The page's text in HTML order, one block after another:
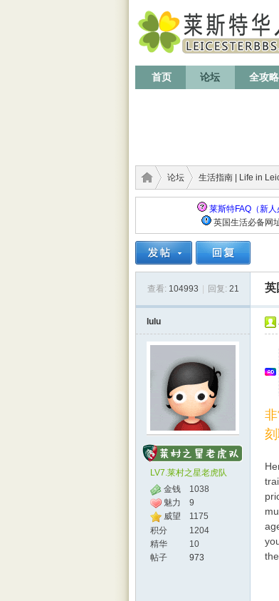
首页 论坛 全攻略
人网
论坛 生活指南 | Life in
莱斯特FAQ（新人
英国生活必备网
查看: 104993 回复: 21 英
lulu
LV7.莱村之星老虎队
金钱
1038
魅力
9
威望
1175
积分
1204
精华
10
帖子
973